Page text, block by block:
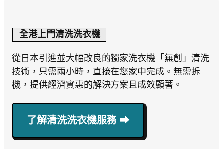
全港上門清洗洗衣機
從日本引進並大幅改良的獨家洗衣機「無創」清洗
技術，只需兩小時，直接在您家中完成。無需拆
機，提供經濟實惠的解決方案且成效顯著。
了解清洗洗衣機服務 ⮕